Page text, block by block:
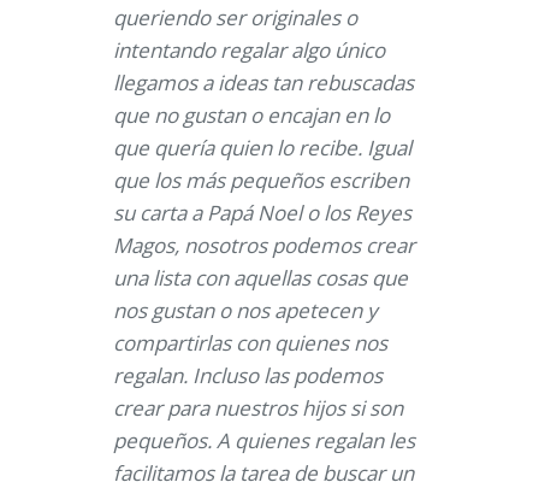
queriendo ser originales o
intentando regalar algo único
llegamos a ideas tan rebuscadas
que no gustan o encajan en lo
que quería quien lo recibe. Igual
que los más pequeños escriben
su carta a Papá Noel o los Reyes
Magos, nosotros podemos crear
una lista con aquellas cosas que
nos gustan o nos apetecen y
compartirlas con quienes nos
regalan. Incluso las podemos
crear para nuestros hijos si son
pequeños. A quienes regalan les
facilitamos la tarea de buscar un